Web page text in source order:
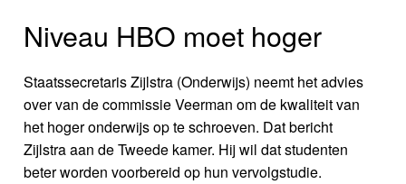
Niveau HBO moet hoger
Staatssecretaris Zijlstra (Onderwijs) neemt het advies
over van de commissie Veerman om de kwaliteit van
het hoger onderwijs op te schroeven. Dat bericht
Zijlstra aan de Tweede kamer. Hij wil dat studenten
beter worden voorbereid op hun vervolgstudie.